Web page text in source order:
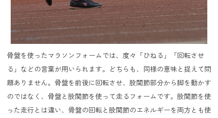
骨盤を使ったマラソンフォームでは、度々「ひねる」「回転させ
る」などの言葉が用いられます。どちらも、同様の意味と捉えて問
題ありません。骨盤を前後に回転させ、股関節部分から脚を動かす
のではなく、骨盤と股関節を使って走るフォームです。股関節を使
った走行とは違い、骨盤の回転と股関節のエネルギーを両方とも使